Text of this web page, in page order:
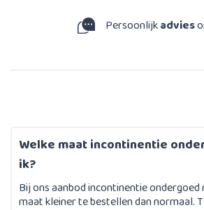
Persoonlijkadvies
Welke maat incontinentie
ik?
Bij ons aanbod incontinentie ondergoed
maat kleiner te bestellen dan normaal.